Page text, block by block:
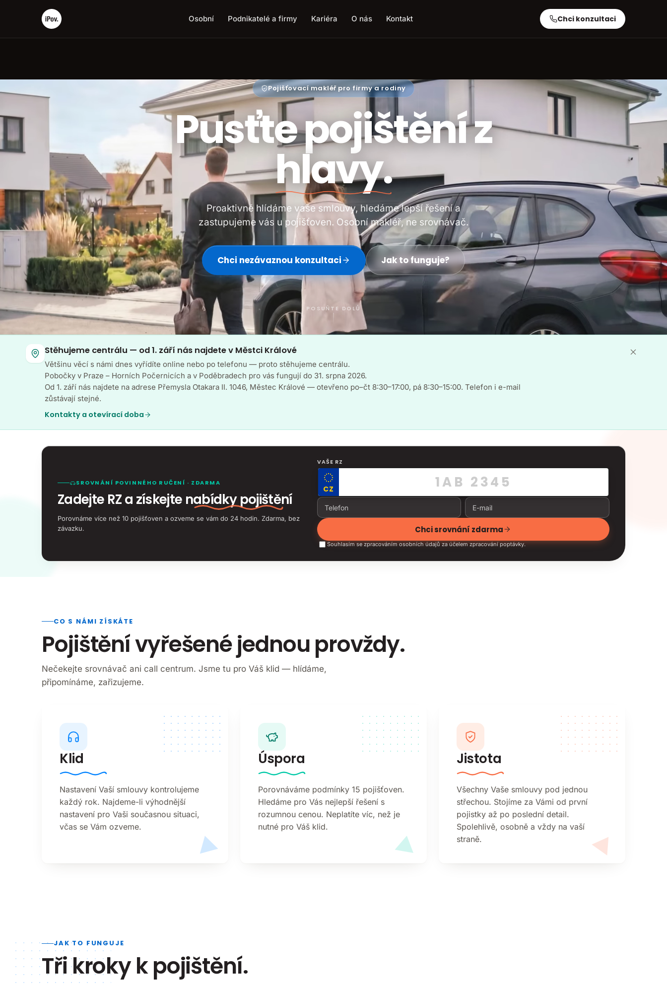
Osobní Podnikatelé a firmy Kariéra O nás Kontakt Chci konzultaci
Pojišťovací makléř pro firmy a rodiny
Pusťte pojištění z
hlavy.
Proaktivně hlídáme vaše smlouvy, hledáme lepší řešení a
zastupujeme vás u pojišťoven. Osobní makléř, ne srovnávač.
Chci nezávaznou konzultaci Jak to funguje?
POSUŇTE DOLŮ
Stěhujeme centrálu — od 1. září nás najdete v Městci Králové
Většinu věcí s námi dnes vyřídíte online nebo po telefonu — proto stěhujeme centrálu.
Pobočky v Praze – Horních Počernicích a v Poděbradech pro vás fungují do 31. srpna 2026.
Od 1. září nás najdete na adrese Přemysla Otakara II. 1046, Městec Králové — otevřeno po–čt 8:30–17:00, pá 8:30–15:00. Telefon i e-mail
zůstávají stejné.
Kontakty a otevírací doba
SROVNÁNÍ POVINNÉHO RUČENÍ · ZDARMA
Zadejte RZ a získejte nabídky pojištění
Porovnáme více než 10 pojišťoven a ozveme se vám do 24 hodin. Zdarma, bez
závazku.
VAŠE RZ
CZ
Chci srovnání zdarma
Souhlasím se zpracováním osobních údajů za účelem zpracování poptávky.
CO S NÁMI ZÍSKÁTE
Pojištění vyřešené jednou provždy.
Nečekejte srovnávač ani call centrum. Jsme tu pro Váš klid — hlídáme,
připomínáme, zařizujeme.
Klid
Nastavení Vaší smlouvy kontrolujeme
každý rok. Najdeme-li výhodnější
nastavení pro Vaši současnou situaci,
včas se Vám ozveme.
Úspora
Porovnáváme podmínky 15 pojišťoven.
Hledáme pro Vás nejlepší řešení s
rozumnou cenou. Neplatíte víc, než je
nutné pro Váš klid.
Jistota
Všechny Vaše smlouvy pod jednou
střechou. Stojíme za Vámi od první
pojistky až po poslední detail.
Spolehlivě, osobně a vždy na vaší
straně.
JAK TO FUNGUJE
Tři kroky k pojištění.